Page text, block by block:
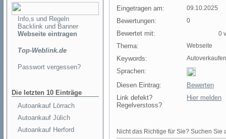
Info,s und Regeln
Backlink und Banner
Webseite eintragen
Top-Weblink.de
Passwort vergessen?
Die letzten 10 Einträge
Autoankauf Lörrach
Autoankauf Jülich
Autoankauf Herford
Eingetragen am:
09.10.2025
Bewertungen: 0
Bewertet mit: 0
Thema: Webseite
Keywords:
Sprachen:
Diesen Eintrag:
Bewerten
Link defekt?
Regelverstoss?
Hier melden
Nicht das Richtige für Sie? Suchen Sie